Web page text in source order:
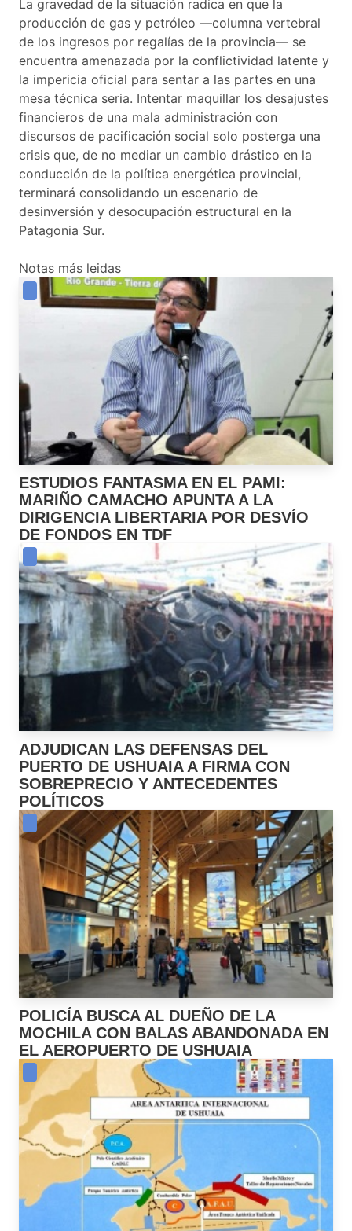
La gravedad de la situación radica en que la
producción de gas y petróleo —columna vertebral
de los ingresos por regalías de la provincia— se
encuentra amenazada por la conflictividad latente y
la impericia oficial para sentar a las partes en una
mesa técnica seria. Intentar maquillar los desajustes
financieros de una mala administración con
discursos de pacificación social solo posterga una
crisis que, de no mediar un cambio drástico en la
conducción de la política energética provincial,
terminará consolidando un escenario de
desinversión y desocupación estructural en la
Patagonia Sur.
Notas más leidas
ESTUDIOS FANTASMA EN EL PAMI:
MARIÑO CAMACHO APUNTA A LA
DIRIGENCIA LIBERTARIA POR DESVÍO
DE FONDOS EN TDF
ADJUDICAN LAS DEFENSAS DEL
PUERTO DE USHUAIA A FIRMA CON
SOBREPRECIO Y ANTECEDENTES
POLÍTICOS
POLICÍA BUSCA AL DUEÑO DE LA
MOCHILA CON BALAS ABANDONADA EN
EL AEROPUERTO DE USHUAIA